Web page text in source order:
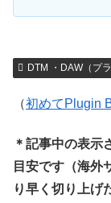
DTM ・DAW（プ
（初めてPlugin
＊記事中の表示
目安です（海外
り早く切り上げ